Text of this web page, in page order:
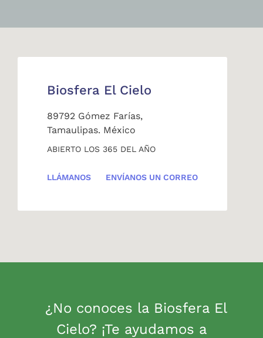
Biosfera El Cielo
89792 Gómez Farías,
Tamaulipas. México
ABIERTO LOS 365 DEL AÑO
LLÁMANOS ENVÍANOS UN CORREO
¿No conoces la Biosfera El
Cielo? ¡Te ayudamos a